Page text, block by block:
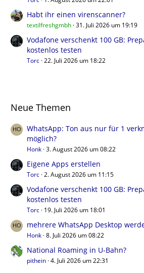
Habt ihr einen virenscanner?
textilfreshgmbh 31. Juli 2026 um 19:19
Vodafone verschenkt 100 GB:
kostenlos testen
Torc 22. Juli 2026 um 18:22
Neue Themen
WhatsApp: Ton aus nur für 1
möglich?
Honk 3. August 2026 um 08:22
Eigene Apps erstellen
Torc 2. August 2026 um 11:15
Vodafone verschenkt 100 GB:
kostenlos testen
Torc 19. Juli 2026 um 18:01
mehrere WhatsApp Desktop
Honk 8. Juli 2026 um 08:22
National Roaming in U-Bahn?
pithein 4. Juli 2026 um 22:31